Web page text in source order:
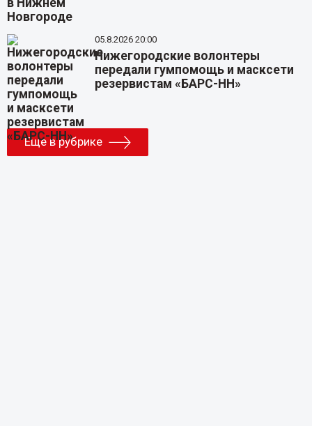
05.8.2026 20:00
Нижегородские волонтеры
передали гумпомощь и масксети
резервистам «БАРС-НН»
Еще в рубрике